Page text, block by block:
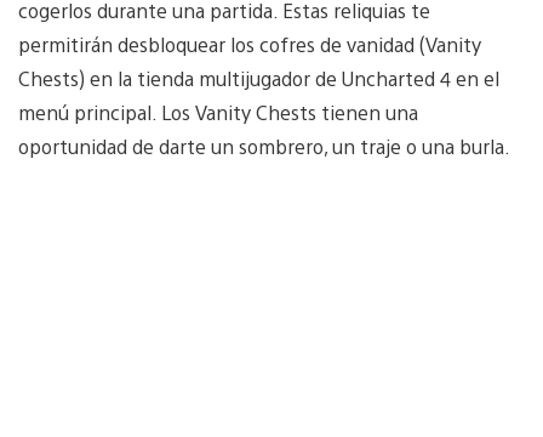
cogerlos durante una partida. Estas reliquias te
permitirán desbloquear los cofres de vanidad (Vanity
Chests) en la tienda multijugador de Uncharted 4 en el
menú principal. Los Vanity Chests tienen una
oportunidad de darte un sombrero, un traje o una burla.